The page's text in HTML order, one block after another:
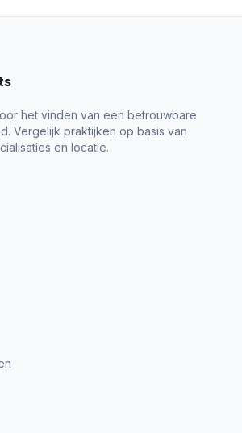
het vinden van een betrouwbare
Vergelijk praktijken op basis van
en locatie.